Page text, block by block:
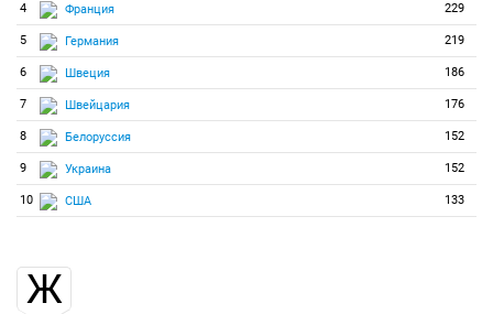
4 Франция 229
5 Германия 219
6 Швеция 186
7 Швейцария 176
8 Белоруссия 152
9 Украина 152
10 США 133
Ж